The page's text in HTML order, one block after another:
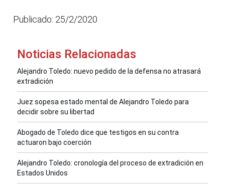
Publicado: 25/2/2020
Noticias Relacionadas
Alejandro Toledo: nuevo pedido de la defensa no atrasará
extradición
Juez sopesa estado mental de Alejandro Toledo para
decidir sobre su libertad
Abogado de Toledo dice que testigos en su contra
actuaron bajo coerción
Alejandro Toledo: cronología del proceso de extradición en
Estados Unidos